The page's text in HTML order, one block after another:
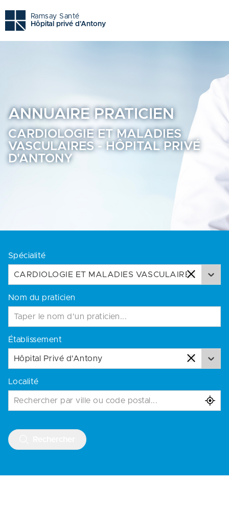
Ramsay Santé
Hôpital privé d'Antony
ANNUAIRE PRATICIEN
CARDIOLOGIE ET MALADIES
VASCULAIRES - HÔPITAL PRIVÉ
D'ANTONY
Spécialité
CARDIOLOGIE ET MALADIES VASCULAIRES
Nom du praticien
Établissement
Hôpital Privé d'Antony
Localité
Rechercher par ville ou code postal...